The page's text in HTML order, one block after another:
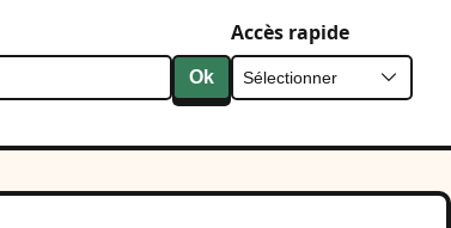
Ok
Accès rapide